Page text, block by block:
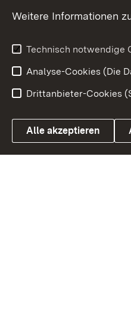
Weitere
Link zum
Weitere Informationen
Technisch notwendige
Analyse-Cookies (Die
Drittanbieter-Cookies
Alle akzeptieren